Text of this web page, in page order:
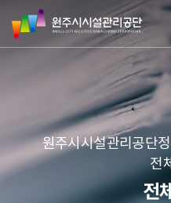
네
본문
메뉴
원
주
시
리
공
단
원주시시설관리공단
전
전